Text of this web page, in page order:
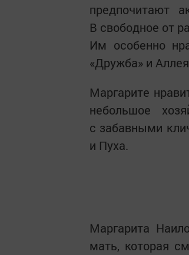
предпочитают
В свободное от
Им особенно
«Дружба» и
Маргарите
небольшое
с забавными
и Пуха.
Маргарита
мать, которая